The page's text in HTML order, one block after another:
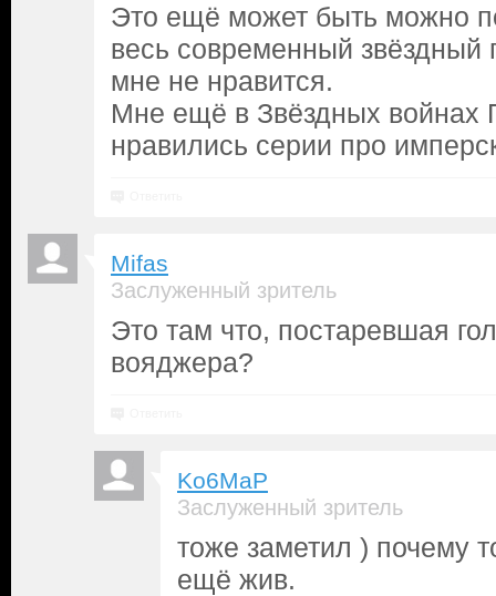
Это ещё может быть можно
весь современный
мне не нравится.
Мне ещё в Звёздных войнах
нравились серии про
Mifas
Заслуженный зритель
Это там что, постаревшая
вояджера?
Ko6MaP
Заслуженный зритель
тоже заметил ) почему
ещё жив.